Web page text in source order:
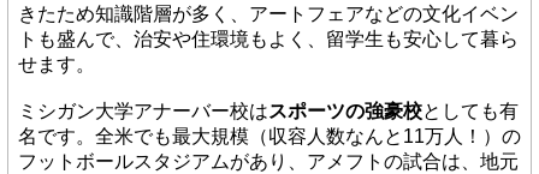
きたため知識階層が多く、アートフェアなどの文化イベン
トも盛んで、治安や住環境もよく、留学生も安心して暮ら
せます。
ミシガン大学アナーバー校はスポーツの強豪校としても有
名です。全米でも最大規模（収容人数なんと11万人！）の
フットボールスタジアムがあり、アメフトの試合は、地元